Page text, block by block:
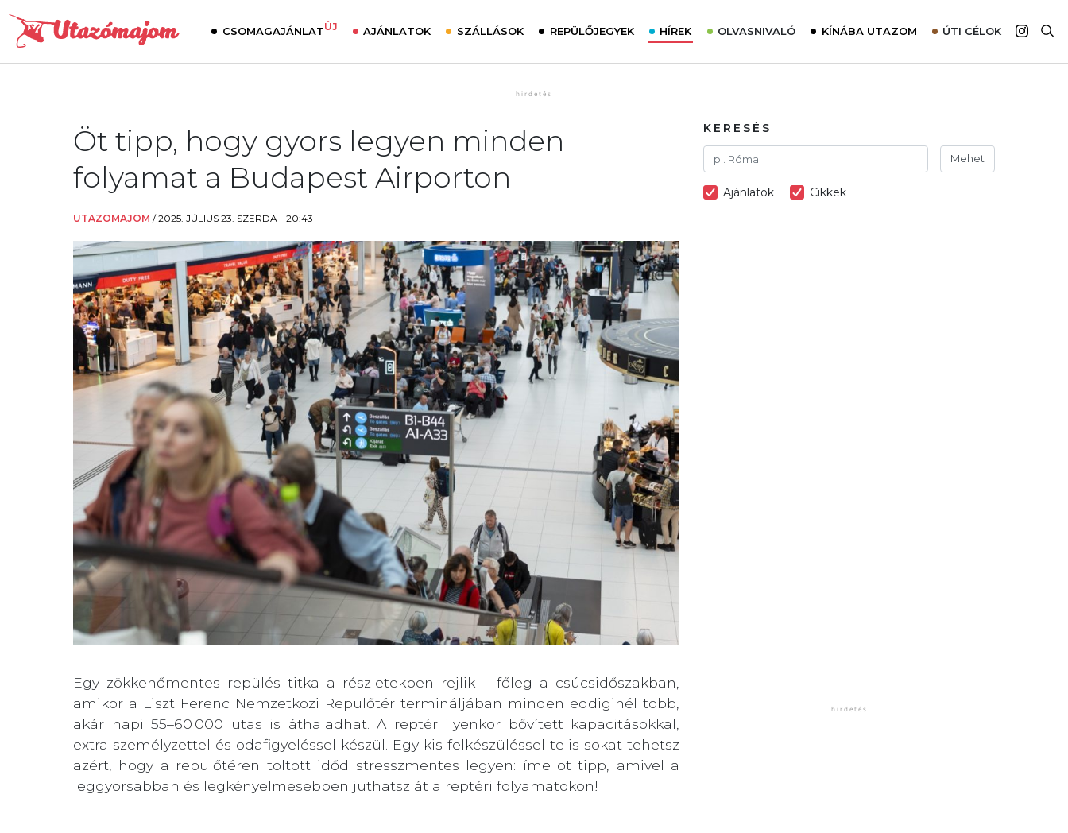
CSOMAGAJÁNLATÚJ AJÁNLATOK SZÁLLÁSOK REPÜLŐJEGYEK HÍREK OLVASNIVALÓ
Interjú
Élménybeszámolók
KÍNÁBA UTAZOM ÚTI CÉLOK
Ausztrália
Öt tipp, hogy gyors legyen minden
folyamat a Budapest Airporton
UTAZOMAJOM /2025. JÚLIUS 23. SZERDA - 20:43
Egy zökkenőmentes repülés titka a részletekben rejlik – főleg a csúcsidőszakban,
amikor a Liszt Ferenc Nemzetközi Repülőtér termináljában minden eddiginél több,
akár napi 55–60 000 utas is áthaladhat. A reptér ilyenkor bővített kapacitásokkal,
extra személyzettel és odafigyeléssel készül. Egy kis felkészüléssel te is sokat tehetsz
azért, hogy a repülőtéren töltött időd stresszmentes legyen: íme öt tipp, amivel a
leggyorsabban és legkényelmesebben juthatsz át a reptéri folyamatokon!
KERESÉS
Mehet
Ajánlatok Cikkek